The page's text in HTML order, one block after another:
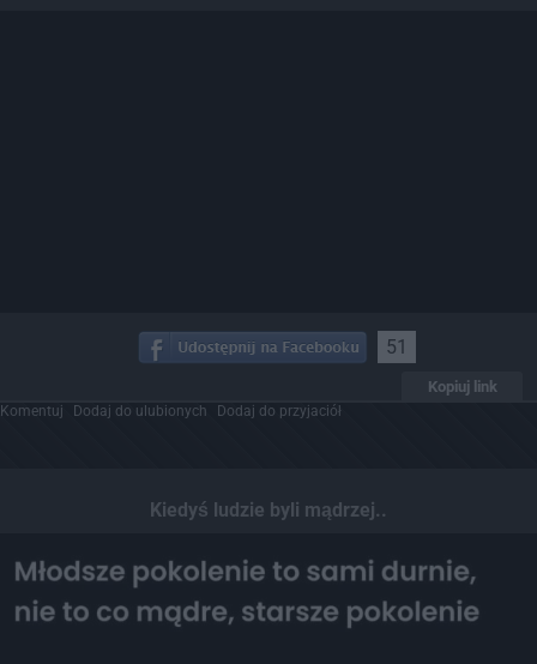
51
Kopiuj link
Komentuj Dodaj do ulubionych Dodaj do przyjaciół
Kiedyś ludzie byli mądrzej..